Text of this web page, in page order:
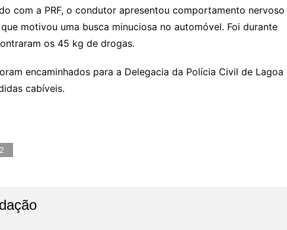
com a PRF, o condutor apresentou comportamento nervoso
motivou uma busca minuciosa no automóvel. Foi durante
os 45 kg de drogas.
encaminhados para a Delegacia da Polícia Civil de Lagoa
cabíveis.